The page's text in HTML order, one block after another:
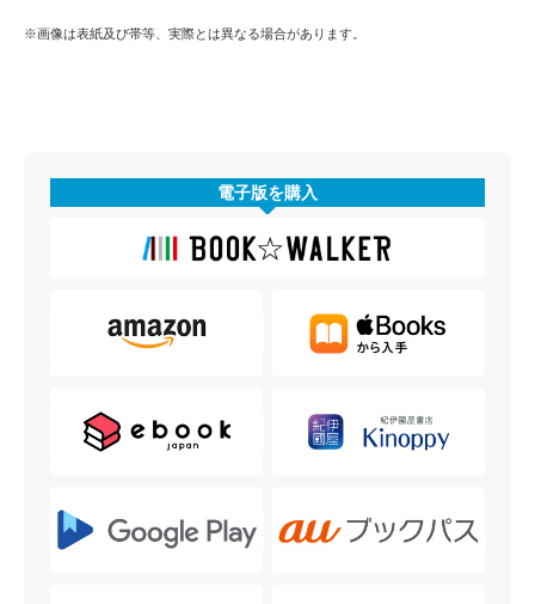
※画像は表紙及び帯等、実際とは異なる場合があります。
電子版を購入